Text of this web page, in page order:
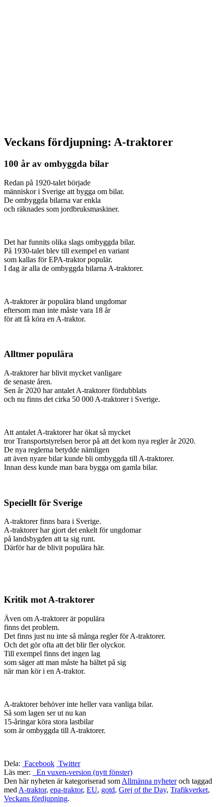
Veckans fördjupning: A-traktorer
100 år av ombyggda bilar
Redan på 1920-talet började
människor i Sverige att bygga om bilar.
De ombyggda bilarna var enkla
och räknades som jordbruksmaskiner.
Det har funnits olika slags ombyggda bilar.
På 1930-talet blev till exempel en variant
som kallas för EPA-traktor populär.
I dag är alla de ombyggda bilarna A-traktorer.
A-traktorer är populära bland ungdomar
eftersom man inte måste vara 18 år
för att få köra en A-traktor.
Alltmer populära
A-traktorer har blivit mycket vanligare
de senaste åren.
Sen år 2020 har antalet A-traktorer fördubblats
och nu finns det cirka 50 000 A-traktorer i Sverige.
Att antalet A-traktorer har ökat så mycket
tror Transportstyrelsen beror på att det kom nya regler år 2020.
De nya reglerna betydde nämligen
att även nyare bilar kunde bli ombyggda till A-traktorer.
Innan dess kunde man bara bygga om gamla bilar.
Speciellt för Sverige
A-traktorer finns bara i Sverige.
A-traktorer har gjort det enkelt för ungdomar
på landsbygden att ta sig runt.
Därför har de blivit populära här.
Kritik mot A-traktorer
Även om A-traktorer är populära
finns det problem.
Det finns just nu inte så många regler för A-traktorer.
Och det gör ofta att det blir fler olyckor.
Till exempel finns det ingen lag
som säger att man måste ha bältet på sig
när man kör i en A-traktor.
A-traktorer behöver inte heller vara vanliga bilar.
Så som lagen ser ut nu kan
15-åringar köra stora lastbilar
som är ombyggda till A-traktorer.
Dela: Facebook Twitter
Läs mer:
En vuxen-version (nytt fönster)
Den här nyheten är kategoriserad som Allmänna nyheteroch taggad
med A-traktor, epa-traktor, EU, gotd, Grej of the Day, Trafikverket,
Veckans fördjupning.